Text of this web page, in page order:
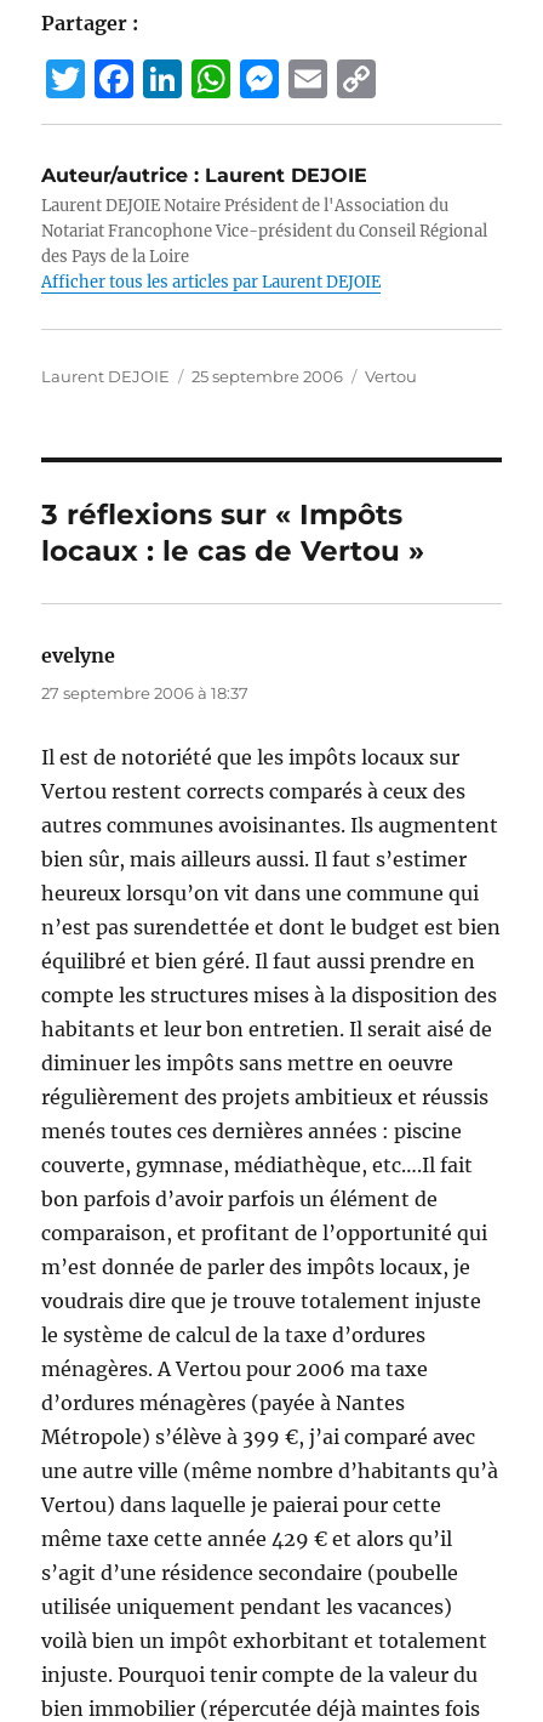
Partager :
T
w
it
te
r
F
a
c
e
b
o
Li
n
e
d
I
W
h
s
A
p
M
e
ss
e
n
g
E
m
ai
l
o
y
Li
n
Auteur/autrice : Laurent DEJOIE
Laurent DEJOIE Notaire Président de l'Association du
Notariat Francophone Vice-président du Conseil Régional
des Pays de la Loire
Afficher tous les articles par Laurent DEJOIE
Auteur
Laurent DEJOIE
Publié
25 septembre 2006 Catégories
Vertou
3 réflexions sur « Impôts
locaux : le cas de Vertou »
evelyne
27 septembre 2006 à 18:37
Il est de notoriété que les impôts locaux sur
Vertou restent corrects comparés à ceux des
autres communes avoisinantes. Ils augmentent
bien sûr, mais ailleurs aussi. Il faut s’estimer
heureux lorsqu’on vit dans une commune qui
n’est pas surendettée et dont le budget est bien
équilibré et bien géré. Il faut aussi prendre en
compte les structures mises à la disposition des
habitants et leur bon entretien. Il serait aisé de
diminuer les impôts sans mettre en oeuvre
régulièrement des projets ambitieux et réussis
menés toutes ces dernières années : piscine
couverte, gymnase, médiathèque, etc….Il fait
bon parfois d’avoir parfois un élément de
comparaison, et profitant de l’opportunité qui
m’est donnée de parler des impôts locaux, je
voudrais dire que je trouve totalement injuste
le système de calcul de la taxe d’ordures
ménagères. A Vertou pour 2006 ma taxe
d’ordures ménagères (payée à Nantes
Métropole) s’élève à 399 €, j’ai comparé avec
une autre ville (même nombre d’habitants qu’à
Vertou) dans laquelle je paierai pour cette
même taxe cette année 429 € et alors qu’il
s’agit d’une résidence secondaire (poubelle
utilisée uniquement pendant les vacances)
voilà bien un impôt exhorbitant et totalement
injuste. Pourquoi tenir compte de la valeur du
bien immobilier (répercutée déjà maintes fois